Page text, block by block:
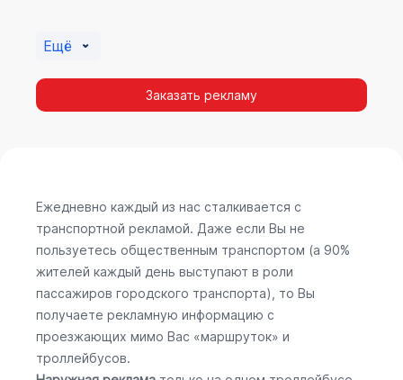
Ещё
Заказать рекламу
Ежедневно каждый из нас сталкивается с
транспортной рекламой. Даже если Вы не
пользуетесь общественным транспортом (а 90%
жителей каждый день выступают в роли
пассажиров городского транспорта), то Вы
получаете рекламную информацию с
проезжающих мимо Вас «маршруток» и
троллейбусов.